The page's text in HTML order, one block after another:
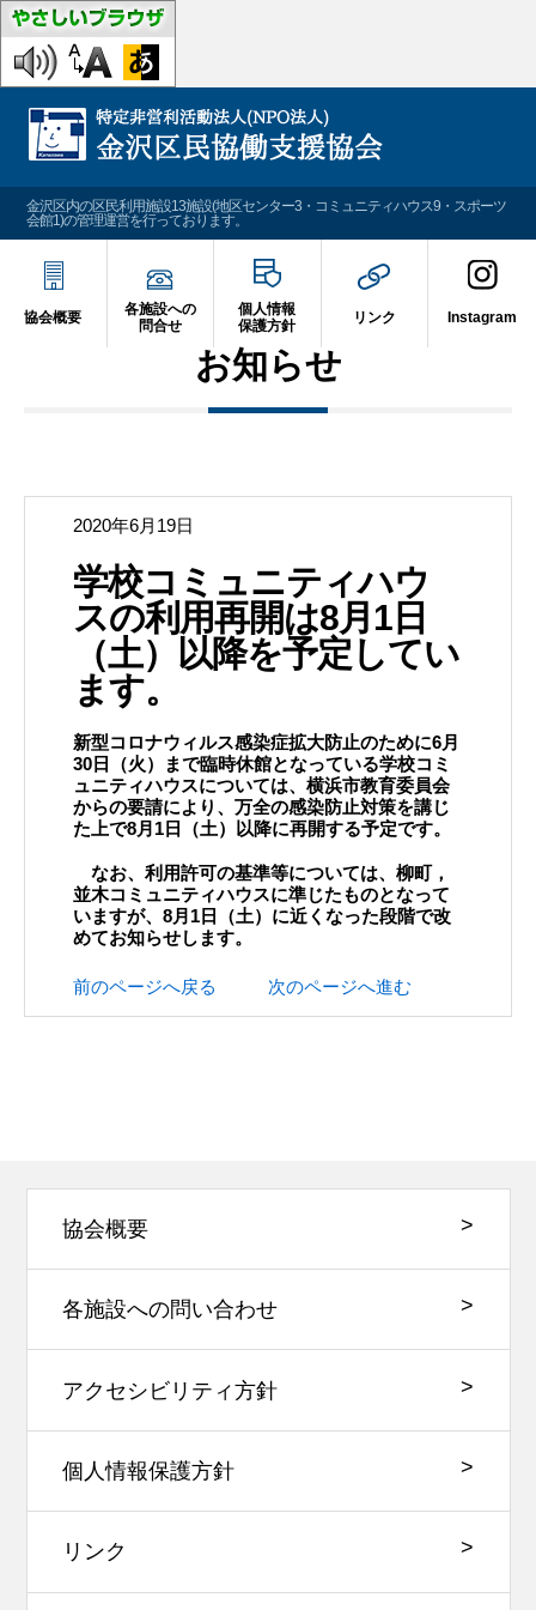
協会概要
各施設への
問合せ
個人情報
保護方針
リンク Instagram
金沢区内の区民利用施設13施設(地区センター3・コミュニティハウス9・スポーツ
会館1)の管理運営を行っております。
お知らせ
2020年6月19日
学校コミュニティハウ
スの利用再開は8月1日
（土）以降を予定してい
ます。
新型コロナウィルス感染症拡大防止のために6月
30日（火）まで臨時休館となっている学校コミ
ュニティハウスについては、横浜市教育委員会
からの要請により、万全の感染防止対策を講じ
た上で8月1日（土）以降に再開する予定です。
なお、利用許可の基準等については、柳町，
並木コミュニティハウスに準じたものとなって
いますが、8月1日（土）に近くなった段階で改
めてお知らせします。
前のページへ戻る 次のページへ進む
協会概要
各施設への問い合わせ
アクセシビリティ方針
個人情報保護方針
リンク